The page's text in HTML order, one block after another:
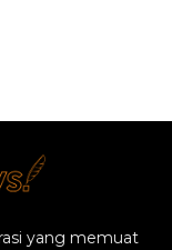
yang memuat